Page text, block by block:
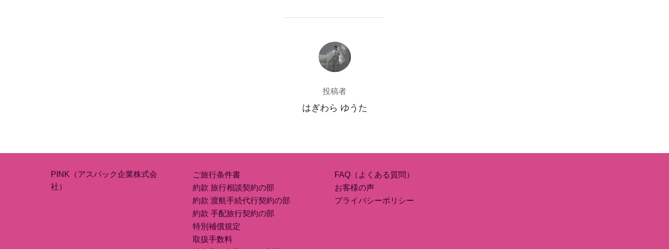
投稿者
投稿者
はぎわら ゆうた
PINK（アスパック企業株式会
社）
ご旅行条件書
約款 旅行相談契約の部
約款 渡航手続代行契約の部
約款 手配旅行契約の部
特別補償規定
取扱手数料
FAQ（よくある質問）
お客様の声
プライバシーポリシー